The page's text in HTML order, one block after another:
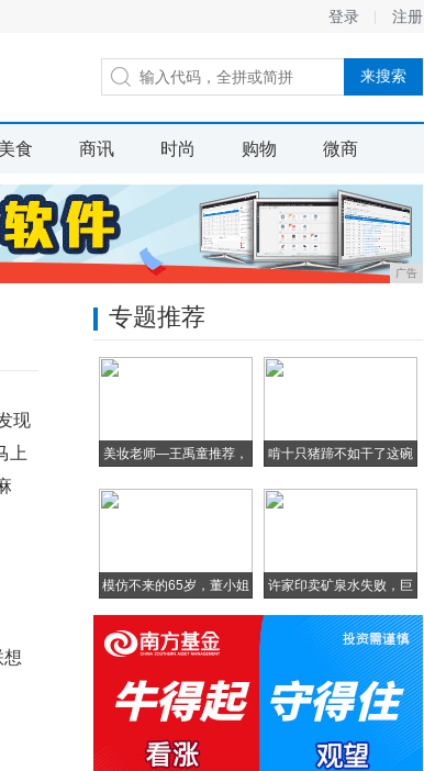
登录 注册
美食 商讯 时尚 购物 微商
广告
现
上
想
专题推荐
美妆老师—王禹童推荐，
啃十只猪蹄不如干了这碗
模仿不来的65岁，董小姐
许家印卖矿泉水失败，巨
亏